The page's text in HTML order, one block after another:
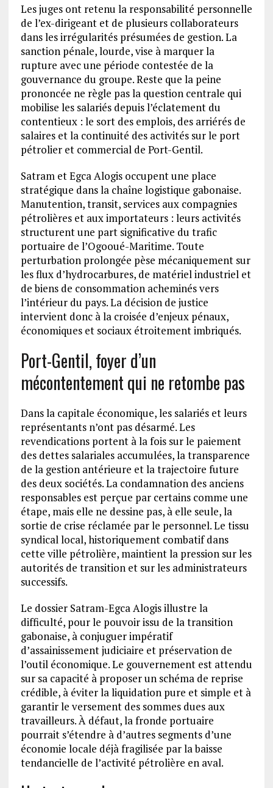
Les juges ont retenu la responsabilité personnelle
de l’ex-dirigeant et de plusieurs collaborateurs
dans les irrégularités présumées de gestion. La
sanction pénale, lourde, vise à marquer la
rupture avec une période contestée de la
gouvernance du groupe. Reste que la peine
prononcée ne règle pas la question centrale qui
mobilise les salariés depuis l’éclatement du
contentieux : le sort des emplois, des arriérés de
salaires et la continuité des activités sur le port
pétrolier et commercial de Port-Gentil.
Satram et Egca Alogis occupent une place
stratégique dans la chaîne logistique gabonaise.
Manutention, transit, services aux compagnies
pétrolières et aux importateurs : leurs activités
structurent une part significative du trafic
portuaire de l’Ogooué-Maritime. Toute
perturbation prolongée pèse mécaniquement sur
les flux d’hydrocarbures, de matériel industriel et
de biens de consommation acheminés vers
l’intérieur du pays. La décision de justice
intervient donc à la croisée d’enjeux pénaux,
économiques et sociaux étroitement imbriqués.
Port-Gentil, foyer d’un
mécontentement qui ne retombe pas
Dans la capitale économique, les salariés et leurs
représentants n’ont pas désarmé. Les
revendications portent à la fois sur le paiement
des dettes salariales accumulées, la transparence
de la gestion antérieure et la trajectoire future
des deux sociétés. La condamnation des anciens
responsables est perçue par certains comme une
étape, mais elle ne dessine pas, à elle seule, la
sortie de crise réclamée par le personnel. Le tissu
syndical local, historiquement combatif dans
cette ville pétrolière, maintient la pression sur les
autorités de transition et sur les administrateurs
successifs.
Le dossier Satram-Egca Alogis illustre la
difficulté, pour le pouvoir issu de la transition
gabonaise, à conjuguer impératif
d’assainissement judiciaire et préservation de
l’outil économique. Le gouvernement est attendu
sur sa capacité à proposer un schéma de reprise
crédible, à éviter la liquidation pure et simple et à
garantir le versement des sommes dues aux
travailleurs. À défaut, la fronde portuaire
pourrait s’étendre à d’autres segments d’une
économie locale déjà fragilisée par la baisse
tendancielle de l’activité pétrolière en aval.